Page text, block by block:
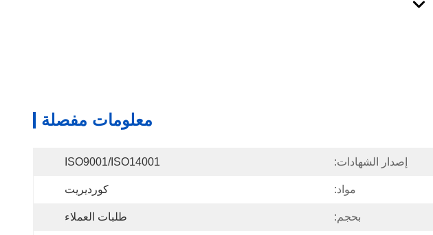
معلومات مفصلة
إصدار الشهادات: ISO9001/ISO14001
مواد: كورديريت
بحجم: طلبات العملاء